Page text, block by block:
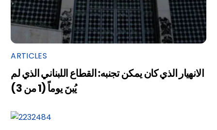
ARTICLES
الانهيار الذي كان يمكن تجنبه: القطاع اللبناني الذي لم
يُبنَ يوماً (1 من 3)